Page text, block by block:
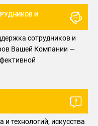
И
сотрудников и
Вашей Компании —
и технологий, искусства